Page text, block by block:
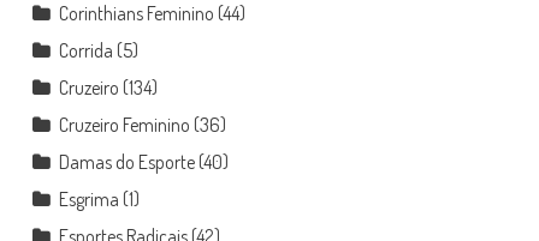
Corinthians Feminino (44)
Corrida (5)
Cruzeiro (134)
Cruzeiro Feminino (36)
Damas do Esporte(40)
Esgrima (1)
Esportes Radicais(42)